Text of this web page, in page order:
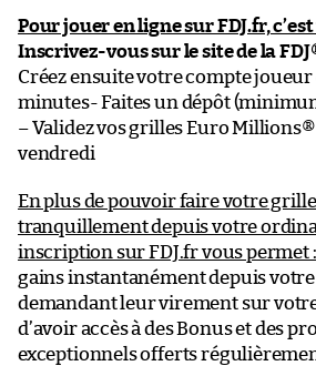
Pour jouer en ligne sur FDJ.fr,
Inscrivez-vous sur le site de la
Créez ensuite votre compte
minutes- Faites un dépôt
– Validez vos grilles Euro
vendredi
En plus de pouvoir faire votre
tranquillement depuis votre
inscription sur FDJ.fr vous permet :
gains instantanément depuis
demandant leur virement sur
d’avoir accès à des Bonus et des
exceptionnels offerts